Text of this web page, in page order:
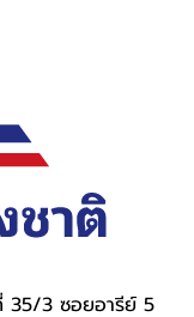
35/3 ซอยอารีย์ 5